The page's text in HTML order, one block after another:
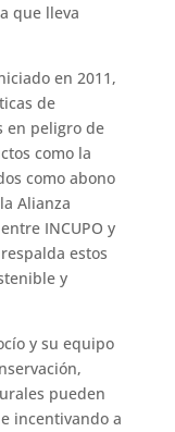
que lleva
en 2011,
de
en peligro de
como la
como abono
Alianza
INCUPO y
estos
y
y su equipo
pueden
incentivando a